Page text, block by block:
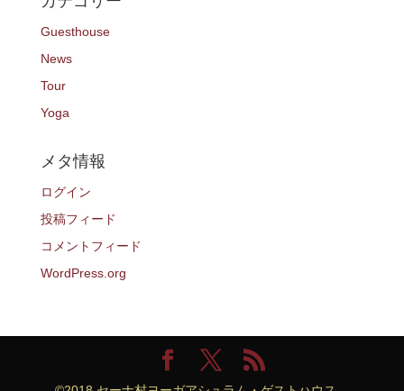
Guesthouse
News
Tour
Yoga
メタ情報
ログイン
投稿フィード
コメントフィード
WordPress.org